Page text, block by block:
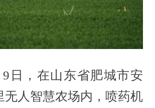
，在山东省肥城市安
无人智慧农场内，喷药机